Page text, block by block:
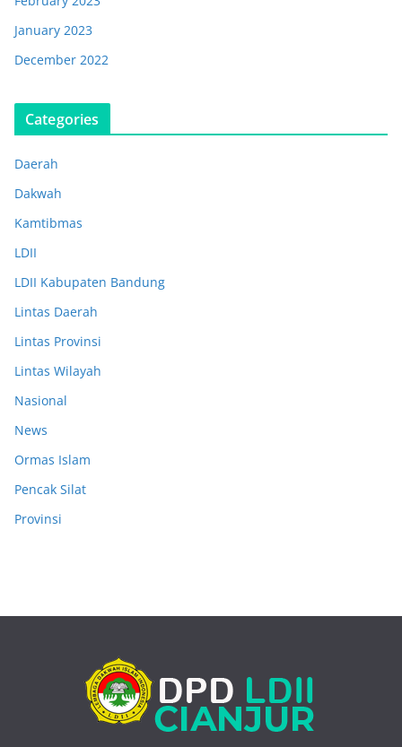
January 2023
December 2022
Categories
Daerah
Dakwah
Kamtibmas
LDII
LDII Kabupaten Bandung
Lintas Daerah
Lintas Provinsi
Lintas Wilayah
Nasional
News
Ormas Islam
Pencak Silat
Provinsi